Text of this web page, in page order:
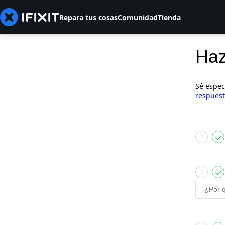
Repara tus cosasComunidadTienda
Sé
1
2